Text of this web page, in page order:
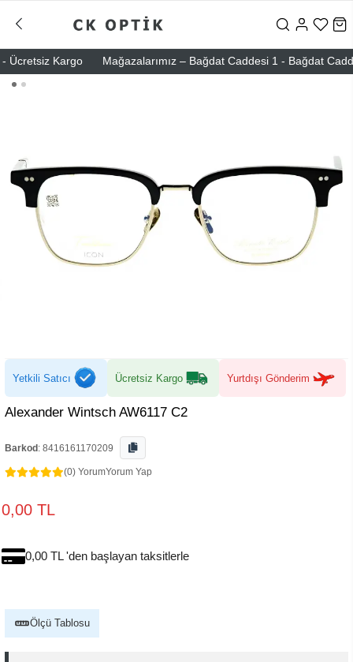
Kargo Mağazalarımız – Bağdat Caddesi 1 - Bağdat
Yetkili Satıcı Ücretsiz Kargo Yurtdışı Gönderim
Alexander Wintsch AW6117 C2
Barkod : 8416161170209
(0) YorumYorum Yap
0,00 TL
0,00 TL 'den başlayan taksitlerle
Ölçü Tablosu